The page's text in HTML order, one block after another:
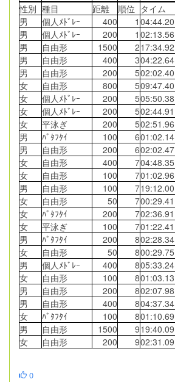
性別 種目 距離 順位 タイム
男
個人ﾒﾄﾞﾚｰ 400 1 04:44.20
男
個人ﾒﾄﾞﾚｰ 200 1 02:13.56
男
自由形 1500 217:34.92
男
自由形 400 304:22.64
男
自由形 200 502:02.40
女
自由形 800 509:47.40
女
個人ﾒﾄﾞﾚｰ 200 505:50.38
女
個人ﾒﾄﾞﾚｰ 200 502:44.91
女
平泳ぎ 200 502:51.96
男
ﾊﾞﾀﾌﾀｲ 100 601:02.14
男
自由形 200 602:02.47
女
自由形 400 704:48.35
女
自由形 100 701:02.96
男
自由形 100 719:12.00
女
自由形 50 700:29.41
女
ﾊﾞﾀﾌﾀｲ 200 702:36.91
女
平泳ぎ 100 701:22.41
男
ﾊﾞﾀﾌﾀｲ 200 802:28.34
女
自由形 50 800:29.75
男
個人ﾒﾄﾞﾚｰ 400 805:33.24
女
自由形 100 801:03.13
男
自由形 200 802:07.98
男
自由形 400 804:37.34
女
ﾊﾞﾀﾌﾀｲ 100 801:10.69
男
自由形 1500 919:40.09
女
自由形 200 902:31.09
0